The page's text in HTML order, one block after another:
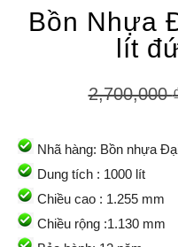
Bồn Nhựa
lít
2,700,000
Nhã hàng: Bồn nhựa
Dung tích : 1000 lít
Chiều cao : 1.255 mm
Chiều rộng :1.130 mm